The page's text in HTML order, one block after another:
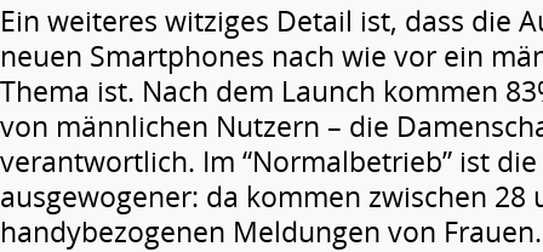
Ein weiteres witziges Detail ist, dass die
neuen Smartphones nach wie vor ein
Thema ist. Nach dem Launch kommen
von männlichen Nutzern – die
verantwortlich. Im “Normalbetrieb” ist
ausgewogener: da kommen zwischen 28
handybezogenen Meldungen von Frauen.